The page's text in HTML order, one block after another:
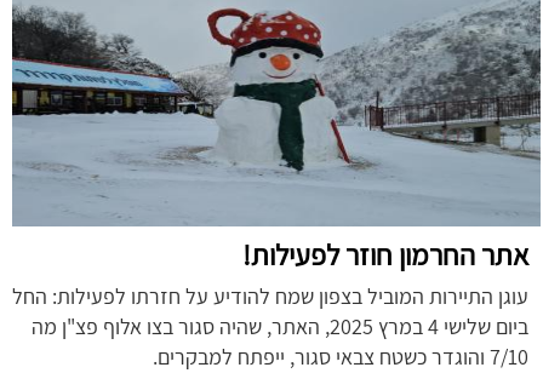
אתר החרמון חוזר לפעילות!
עוגן התיירות המוביל בצפון שמח להודיע על חזרתו לפעילות: החל
ביום שלישי 4 במרץ 2025, האתר, שהיה סגור בצו אלוף פצ"ן מה
7/10 והוגדר כשטח צבאי סגור, ייפתח למבקרים.